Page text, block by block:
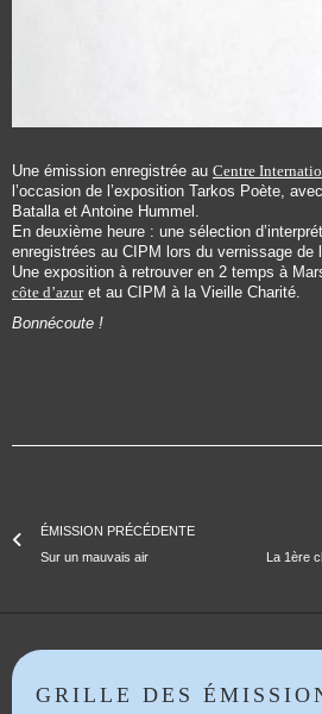
Une émission enregistrée au Centre
l’occasion de l’exposition Tarkos Poète,
Batalla et Antoine Hummel.
En deuxième heure : une sélection
enregistrées au CIPM lors du vernissage de
Une exposition à retrouver en 2 temps à
côte d’azuret au CIPM à la Vieille Charité.
Bonnécoute !
ÉMISSION PRÉCÉDENTE
Sur un mauvais air
GRILLE DES